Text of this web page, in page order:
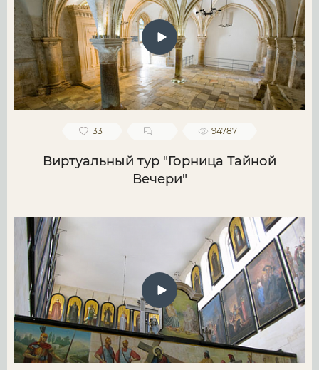
33 1 94787
Виртуальный тур "Горница Тайной
Вечери"